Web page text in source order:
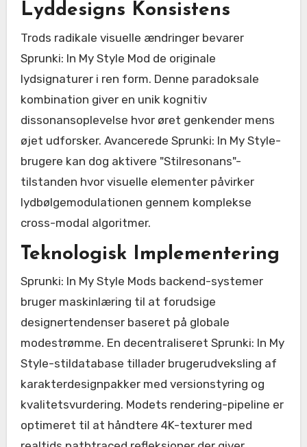
Lyddesigns Konsistens
Trods radikale visuelle ændringer bevarer
Sprunki: In My Style Mod de originale
lydsignaturer i ren form. Denne paradoksale
kombination giver en unik kognitiv
dissonansoplevelse hvor øret genkender mens
øjet udforsker. Avancerede Sprunki: In My Style-
brugere kan dog aktivere "Stilresonans"-
tilstanden hvor visuelle elementer påvirker
lydbølgemodulationen gennem komplekse
cross-modal algoritmer.
Teknologisk Implementering
Sprunki: In My Style Mods backend-systemer
bruger maskinlæring til at forudsige
designertendenser baseret på globale
modestrømme. En decentraliseret Sprunki: In My
Style-stildatabase tillader brugerudveksling af
karakterdesignpakker med versionstyring og
kvalitetsvurdering. Modets rendering-pipeline er
optimeret til at håndtere 4K-texturer med